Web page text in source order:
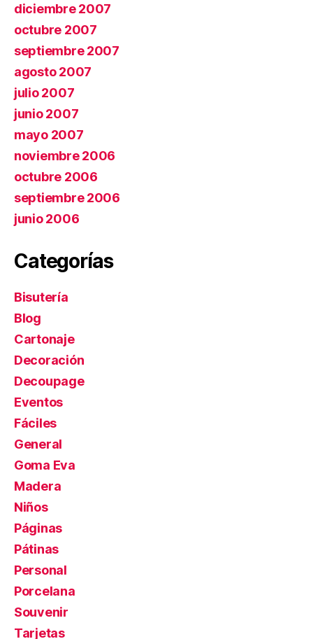
diciembre 2007
octubre 2007
septiembre 2007
agosto 2007
julio 2007
junio 2007
mayo 2007
noviembre 2006
octubre 2006
septiembre 2006
junio 2006
Categorías
Bisutería
Blog
Cartonaje
Decoración
Decoupage
Eventos
Fáciles
General
Goma Eva
Madera
Niños
Páginas
Pátinas
Personal
Porcelana
Souvenir
Tarjetas